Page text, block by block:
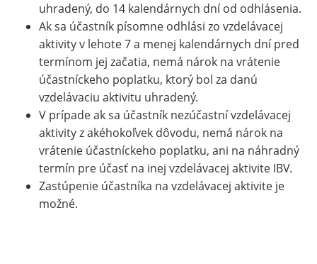
uhradený, do 14 kalendárnych dní od odhlásenia.
Ak sa účastník písomne odhlási zo vzdelávacej
aktivity v lehote 7 a menej kalendárnych dní pred
termínom jej začatia, nemá nárok na vrátenie
účastníckeho poplatku, ktorý bol za danú
vzdelávaciu aktivitu uhradený.
V prípade ak sa účastník nezúčastní vzdelávacej
aktivity z akéhokoľvek dôvodu, nemá nárok na
vrátenie účastníckeho poplatku, ani na náhradný
termín pre účasť na inej vzdelávacej aktivite IBV.
Zastúpenie účastníka na vzdelávacej aktivite je
možné.